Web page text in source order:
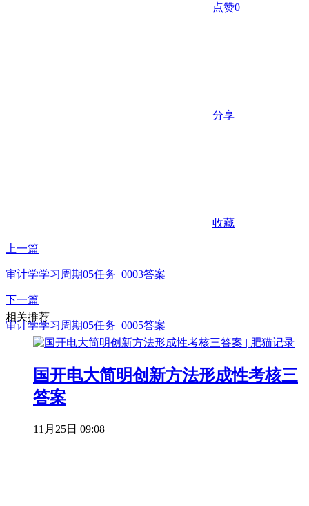
点赞0
分享
收藏
上一篇
审计学学习周期05任务_0003答案
下一篇
审计学学习周期05任务_0005答案
相关推荐
国开电大简明创新方法形成性考核三
答案
11月25日 09:08